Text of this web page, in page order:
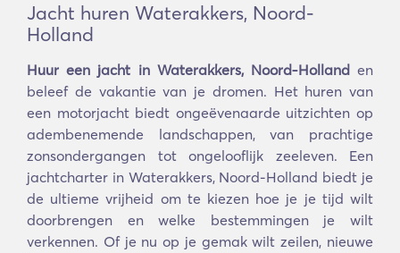
Jacht huren Waterakkers, Noord-
Holland
Huur een jacht in Waterakkers, Noord-Holland en
beleef de vakantie van je dromen. Het huren van
een motorjacht biedt ongeëvenaarde uitzichten op
adembenemende landschappen, van prachtige
zonsondergangen tot ongelooflijk zeeleven. Een
jachtcharter in Waterakkers, Noord-Holland biedt je
de ultieme vrijheid om te kiezen hoe je je tijd wilt
doorbrengen en welke bestemmingen je wilt
verkennen. Of je nu op je gemak wilt zeilen, nieuwe